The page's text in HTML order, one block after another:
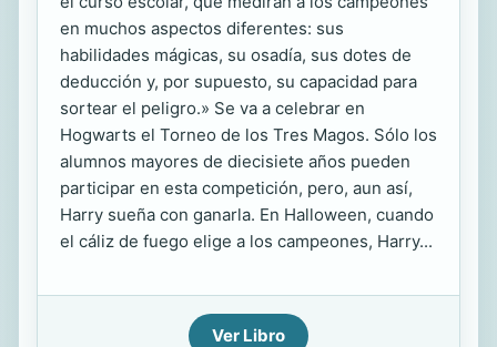
en muchos aspectos diferentes: sus
habilidades mágicas, su osadía, sus dotes de
deducción y, por supuesto, su capacidad para
sortear el peligro.» Se va a celebrar en
Hogwarts el Torneo de los Tres Magos. Sólo los
alumnos mayores de diecisiete años pueden
participar en esta competición, pero, aun así,
Harry sueña con ganarla. En Halloween, cuando
el cáliz de fuego elige a los campeones, Harry...
Ver Libro